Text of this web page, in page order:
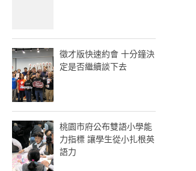
徵才版快速約會 十分鐘決
定是否繼續談下去
桃園市府公布雙語小學能
力指標 讓學生從小扎根英
語力